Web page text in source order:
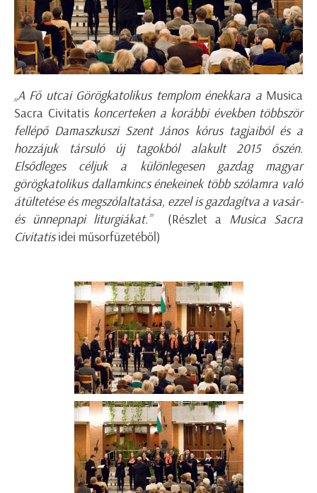
„A Fő utcai Görögkatolikus templom énekkara a Musica
Sacra Civitatiskoncerteken a korábbi években többször
fellépő Damaszkuszi Szent János kórus tagjaiból és a
hozzájuk társuló új tagokból alakult 2015 őszén.
Elsődleges céljuk a különlegesen gazdag magyar
görögkatolikus dallamkincs énekeinek több szólamra való
átültetése és megszólaltatása, ezzel is gazdagítva a vasár-
és ünnepnapi liturgiákat.” (Részlet a Musica Sacra
Civitatisidei műsorfüzetéből)